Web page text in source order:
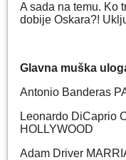
A sada na temu. Ko
dobije Oskara?!
Glavna muška
Antonio Banderas
Leonardo DiCaprio
HOLLYWOOD
Adam Driver